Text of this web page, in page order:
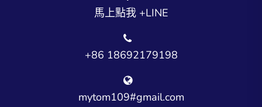
馬上點我 +LINE
+86 18692179198
mytom109#gmail.com